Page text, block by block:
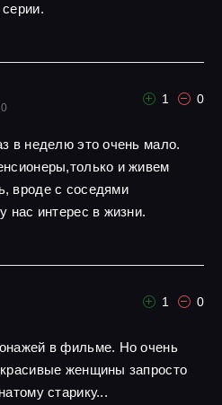
1 0
в неделю это очень мало.
и живем
вроде с соседями
нас интерес в жизни.
1 0
в фильме. Но очень
женщины запросто
старику...